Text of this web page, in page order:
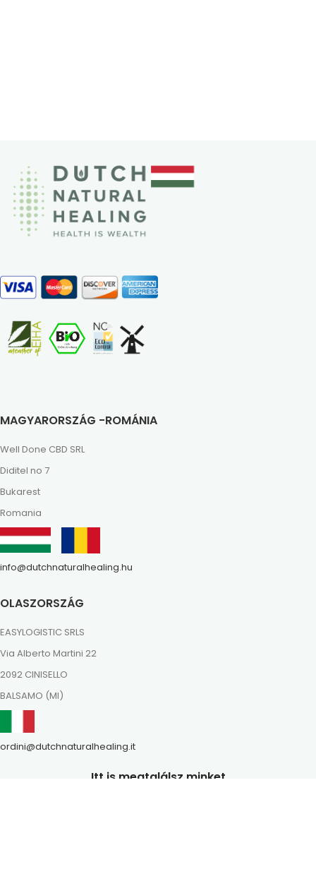
MAGYARORSZÁG -ROMÁNIA
Well Done CBD SRL
Diditel no 7
Bukarest
Romania
info@dutchnaturalhealing.hu
OLASZORSZÁG
EASYLOGISTIC SRLS
Via Alberto Martini 22
2092 CINISELLO
BALSAMO (MI)
ordini@dutchnaturalhealing.it
Itt is megtalálsz minket